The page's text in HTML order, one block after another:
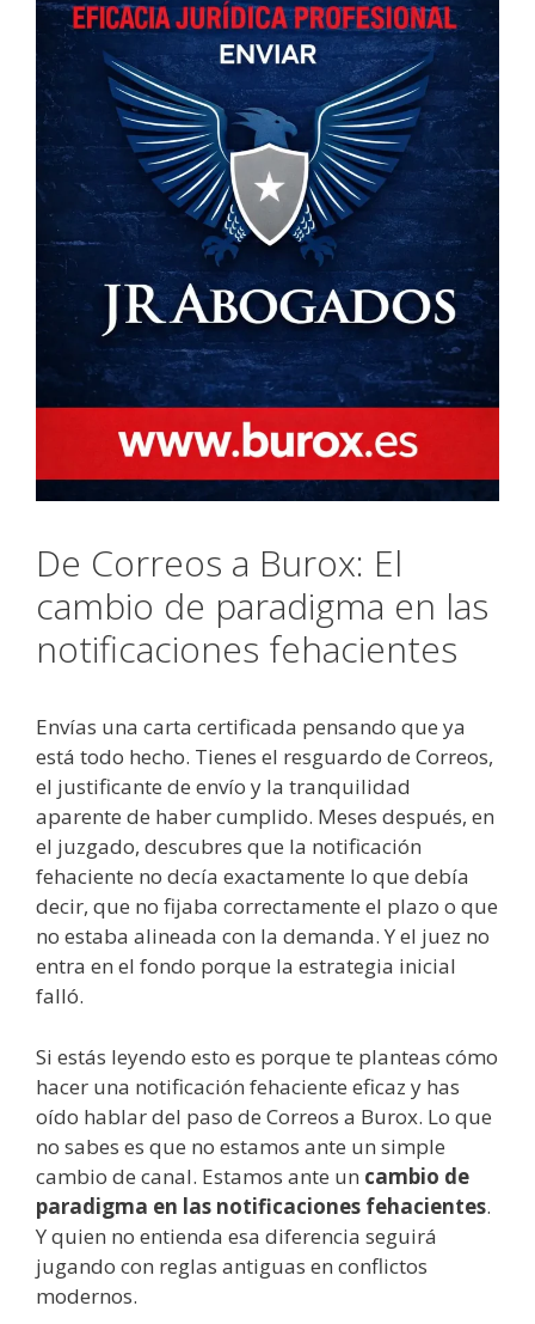
De Correos a Burox: El
cambio de paradigma en las
notificaciones fehacientes
Envías una carta certificada pensando que ya
está todo hecho. Tienes el resguardo de Correos,
el justificante de envío y la tranquilidad
aparente de haber cumplido. Meses después, en
el juzgado, descubres que la notificación
fehaciente no decía exactamente lo que debía
decir, que no fijaba correctamente el plazo o que
no estaba alineada con la demanda. Y el juez no
entra en el fondo porque la estrategia inicial
falló.
Si estás leyendo esto es porque te planteas cómo
hacer una notificación fehaciente eficaz y has
oído hablar del paso de Correos a Burox. Lo que
no sabes es que no estamos ante un simple
cambio de canal. Estamos ante un cambio de
paradigma en las notificaciones fehacientes.
Y quien no entienda esa diferencia seguirá
jugando con reglas antiguas en conflictos
modernos.